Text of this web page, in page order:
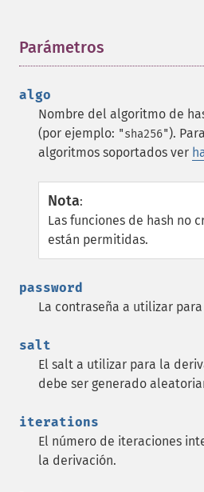
Parámetros
algo
Nombre del algoritmo de
(por ejemplo: "sha256").
algoritmos soportados ver
Nota:
Las funciones de hash no
están permitidas.
password
La contraseña a utilizar
salt
El salt a utilizar para la
debe ser generado
iterations
El número de iteraciones
la derivación.